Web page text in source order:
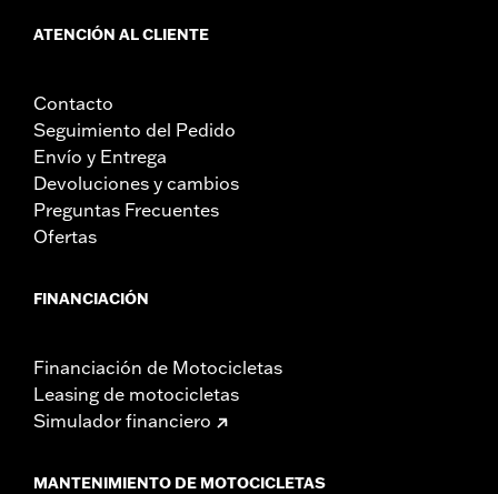
ATENCIÓN AL CLIENTE
Contacto
Seguimiento del Pedido
Envío y Entrega
Devoluciones y cambios
Preguntas Frecuentes
Ofertas
FINANCIACIÓN
Financiación de Motocicletas
Leasing de motocicletas
Simulador financiero
MANTENIMIENTO DE MOTOCICLETAS